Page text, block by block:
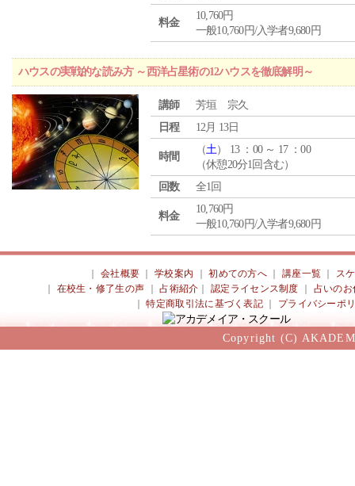
料金
10,760円
一般10,760円/入学者9,680円
ハウスの実戦的な読み方 ～西洋占星術の12ハウスを徹底解明～
講師
芳垣 宗久
日程
12月 13日
時間
（土） 13 ：00 ～ 17 ：00
（休憩20分1回含む）
回数
全1回
料金
10,760円
一般10,760円/入学者9,680円
会社概要 ｜学校案内 ｜初めての方へ 講座一覧
ス
在校生・修了生の声 ｜占術紹介 ｜認定ライセンス制度
占いのお
｜特定商取引法に基づく表記 プライバシーポ
Copyright (C)